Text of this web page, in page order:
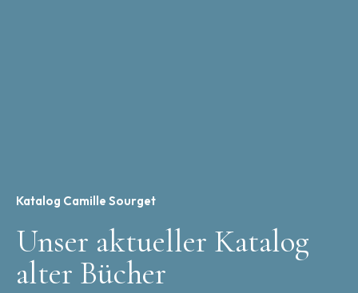
Katalog Camille Sourget
Unser aktueller Katalog
alter Bücher